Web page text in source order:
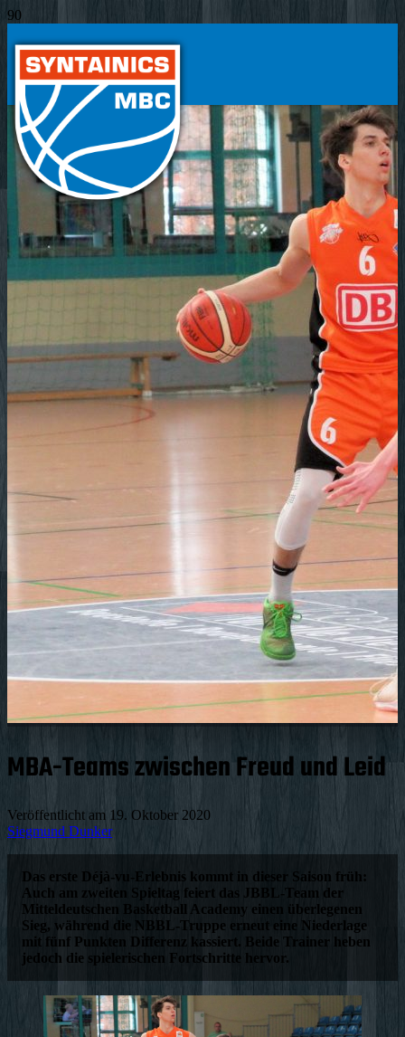
MBA-Teams zwischen Freud und Leid
Veröffentlicht am 19. Oktober 2020
Siegmund Dunker
Das erste Déjà-vu-Erlebnis kommt in dieser Saison früh:
Auch am zweiten Spieltag feiert das JBBL-Team der
Mitteldeutschen Basketball Academy einen überlegenen
Sieg, während die NBBL-Truppe erneut eine Niederlage
mit fünf Punkten Differenz kassiert. Beide Trainer heben
jedoch die spielerischen Fortschritte hervor.